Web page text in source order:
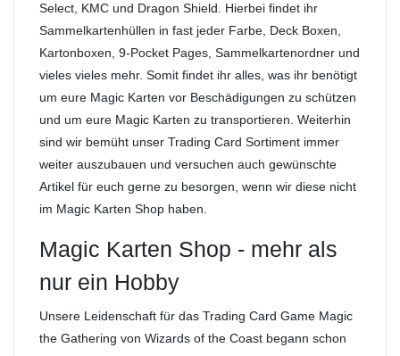
Select, KMC und Dragon Shield. Hierbei findet ihr
Sammelkartenhüllen in fast jeder Farbe, Deck Boxen,
Kartonboxen, 9-Pocket Pages, Sammelkartenordner und
vieles vieles mehr. Somit findet ihr alles, was ihr benötigt
um eure Magic Karten vor Beschädigungen zu schützen
und um eure Magic Karten zu transportieren. Weiterhin
sind wir bemüht unser Trading Card Sortiment immer
weiter auszubauen und versuchen auch gewünschte
Artikel für euch gerne zu besorgen, wenn wir diese nicht
im Magic Karten Shop haben.
Magic Karten Shop - mehr als
nur ein Hobby
Unsere Leidenschaft für das Trading Card Game Magic
the Gathering von Wizards of the Coast begann schon